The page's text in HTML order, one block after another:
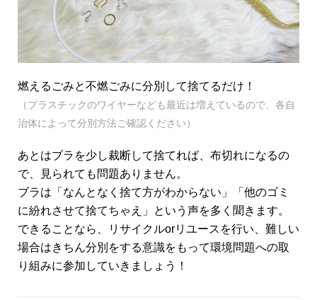
燃えるごみと不燃ごみに分別して捨てるだけ！
（プラスチックのワイヤーなども最近は増えているので、各自
治体によって分別方法ご確認ください）
あとはブラを少し裁断して捨てれば、布切れになるの
で、見られても問題ありません。
ブラは「なんとなく捨て方がわからない」「他のゴミ
に紛れさせて捨てちゃえ」という声を多く聞きます。
できることなら、リサイクルorリユースを行い、難しい
場合はきちん分別をする意識をもって環境問題への取
り組みに参加していきましょう！